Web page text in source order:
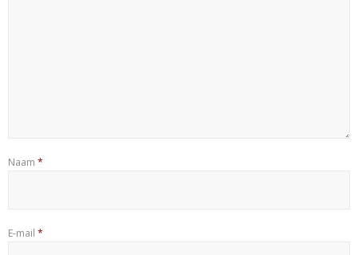
Naam *
E-mail *